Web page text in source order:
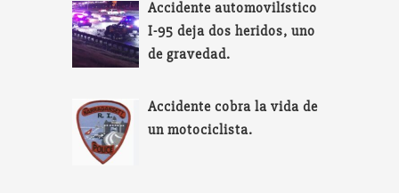
Accidente automovilístico
I-95 deja dos heridos, uno
de gravedad.
Accidente cobra la vida de
un motociclista.